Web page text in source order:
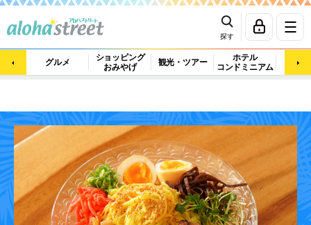
探す
グルメ
ショッピング
おみやげ
観光・ツアー
ホテル
コンドミニアム
マッ